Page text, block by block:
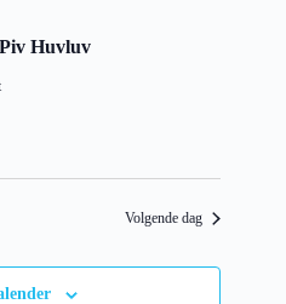
Huvluv
Volgende dag